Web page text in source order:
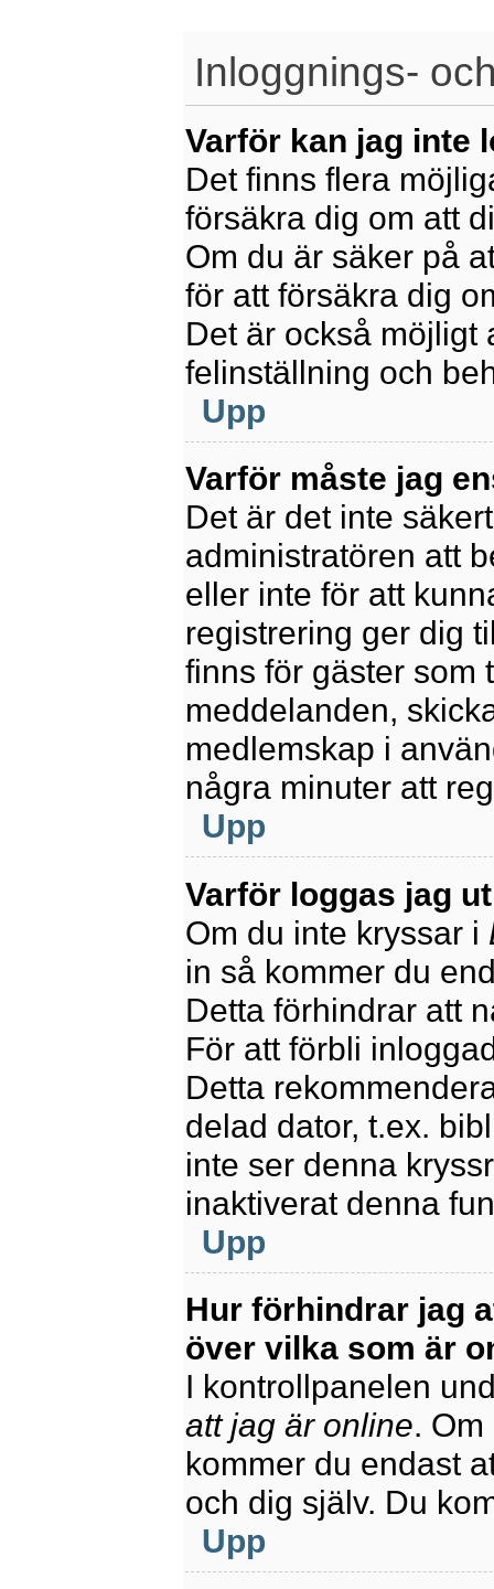
Inloggnings-
Varför kan jag inte
Det finns flera
försäkra dig om att
Om du är säker på
för att försäkra dig
Det är också möjligt
felinställning och
Upp
Varför måste jag
Det är det inte
administratören att
eller inte för att
registrering ger dig
finns för gäster som
meddelanden,
medlemskap i
några minuter att
Upp
Varför loggas jag
Om du inte kryssar i
in så kommer du
Detta förhindrar att
För att förbli
Detta
delad dator, t.ex.
inte ser denna
inaktiverat denna
Upp
Hur förhindrar jag
över vilka som är
I kontrollpanelen
att jag är online.
kommer du endast
och dig själv. Du
Upp